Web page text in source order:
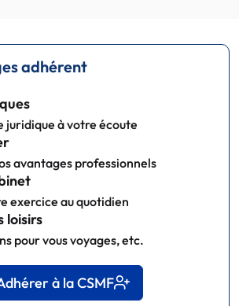
adhérent
juridique à votre écoute
avantages professionnels
exercice au quotidien
loisirs
pour vous voyages, etc.
à la CSMF